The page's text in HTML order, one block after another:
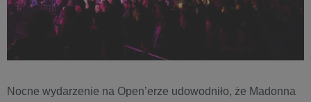
Nocne wydarzenie na Open’erze udowodniło, że Madonna